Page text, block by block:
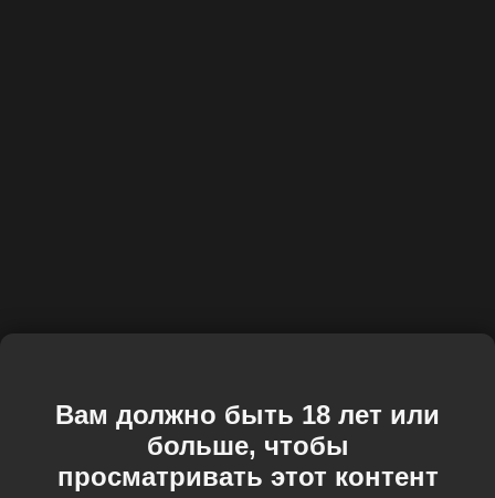
Вам должно быть 18 лет или
больше, чтобы
просматривать этот контент